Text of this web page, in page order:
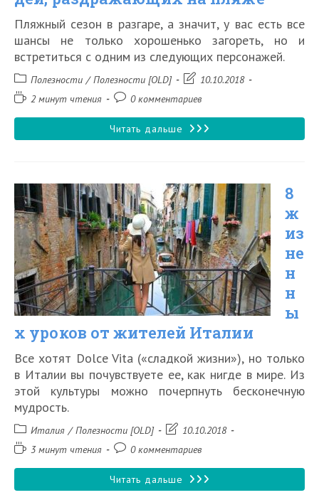
Пляжный сезон в разгаре, а значит, у вас есть все
шансы не только хорошенько загореть, но и
встретиться с одним из следующих персонажей.
Рубрика
записи:
Полезности / Полезности [OLD]
Запись10.10.2018
Время2 минут чтения
Комментарии
записи:
0 комментариев
Читать дальше 10
раздражающих
на
пляже
8
ж
из
не
н
н
ы
х уроков от жителей Италии
Все хотят Dolce Vita («сладкой жизни»), но только
в Италии вы почувствуете ее, как нигде в мире. Из
этой культуры можно почерпнуть бесконечную
мудрость.
Рубрика
записи:
Италия / Полезности [OLD]
Запись10.10.2018
Время3 минут чтения
Комментарии
записи:
0 комментариев
Читать дальше